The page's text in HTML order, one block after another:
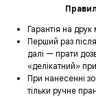
Гарантія на
Перший раз
далі — прати
«делікатний»
При нанесенні
тільки ручне